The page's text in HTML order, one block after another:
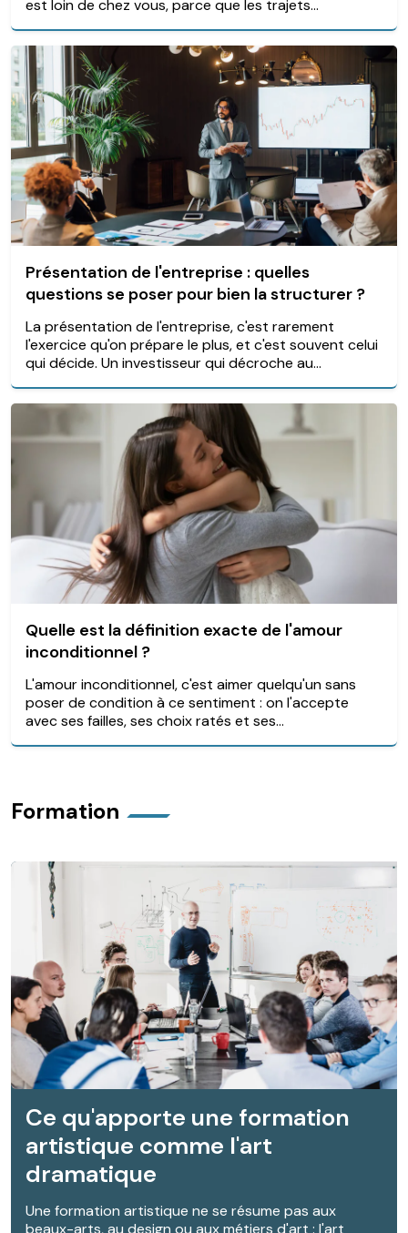
est loin de chez vous, parce que les trajets...
Présentation de l'entreprise : quelles
questions se poser pour bien la structurer ?
La présentation de l'entreprise, c'est rarement
l'exercice qu'on prépare le plus, et c'est souvent celui
qui décide. Un investisseur qui décroche au...
Quelle est la définition exacte de l'amour
inconditionnel ?
L'amour inconditionnel, c'est aimer quelqu'un sans
poser de condition à ce sentiment : on l'accepte
avec ses failles, ses choix ratés et ses...
Formation
Ce qu'apporte une formation
artistique comme l'art
dramatique
Une formation artistique ne se résume pas aux
beaux-arts, au design ou aux métiers d'art : l'art